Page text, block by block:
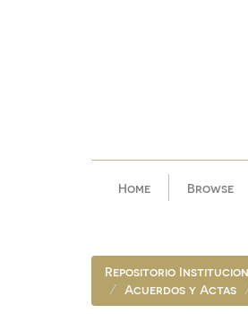
Home Browse
Repositorio
Acuerdos y Actas